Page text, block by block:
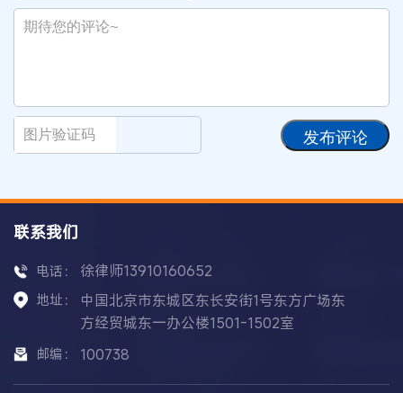
发布评论
联系我们
电话： 徐律师13910160652
地址：
中国北京市东城区东长安街1号东方广场东
方经贸城东一办公楼1501-1502室
邮编： 100738